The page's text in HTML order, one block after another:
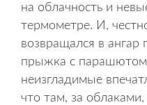
на облачность и
термометре. И,
возвращался в ангар
прыжка с
неизгладимые
что там, за